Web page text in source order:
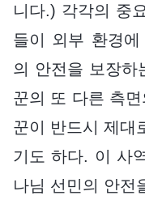
니다.) 각각의 중
들이 외부 환경
의 안전을 보장하
꾼의 또 다른 측
꾼이 반드시 제대
기도 하다. 이 사
나님 선민의 안전